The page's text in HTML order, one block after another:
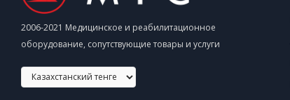
2006-2021 Медицинское и реабилитационное
оборудование, сопутствующие товары и услуги